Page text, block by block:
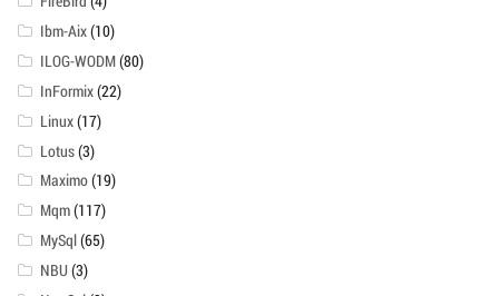
Ibm-Aix(10)
ILOG-WODM(80)
InFormix(22)
Linux(17)
Lotus(3)
Maximo(19)
Mqm(117)
MySql(65)
NBU(3)